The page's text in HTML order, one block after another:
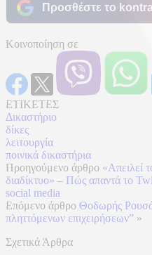
Προσθέστε το
Κοινοποίηση σε
ΕΤΙΚΕΤΕΣ
Δικαστήριο
δίκες
λειτουργία
ποινικά δικαστήρια
Προηγούμενο άρθρο «Απειλεί
διαδίκτυο» – Πώς απαντά το
social media
Επόμενο άρθρο Θοδωρής
πληττόμενων επιχειρήσεων” »
Σχετικά Άρθρα